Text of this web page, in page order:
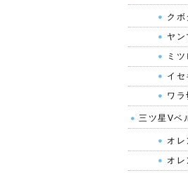
クボ
ヤン
ミツ
イセ
ワラ
三ツ星Vベ
オ
オ